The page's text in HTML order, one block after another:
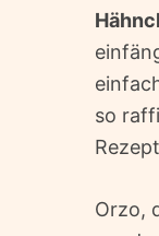
so
Orzo,